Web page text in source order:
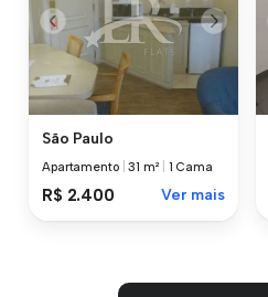
São Paulo
Apartamento |31 m² 1 Cama
R$ 2.400 Ver mais